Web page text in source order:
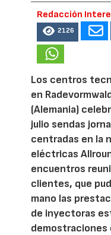
Redacción
2126
Los centros
en
(Alemania)
julio sendas
centradas en la
eléctricas
encuentros
clientes, que
mano las
de inyectoras
demostraciones